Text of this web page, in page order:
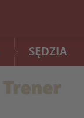
SĘDZIA